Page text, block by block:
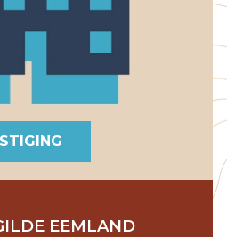
EEMLAND